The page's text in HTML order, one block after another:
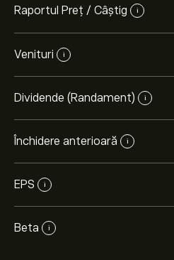
Raportul Preț / Câștig i
Venituri i
Dividende (Randament) i
Închidere anterioară i
EPS i
Beta i